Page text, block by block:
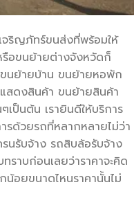
จริญภัทร์ขนส่งที่พร้อมให้
รือขนย้ายต่างจังหวัดก็
ขนย้ายบ้าน ขนย้ายหอพัก
สดงสินค้า ขนย้ายสินค้า
ป็นต้น เรายินดีให้บริการ
ด้วยรถที่หลากหลายไม่ว่า
นรับจ้าง รถสิบล้อรับจ้าง
ราบก่อนเลยว่าราคาจะคิด
น้อยขนาดไหนราคานั้นไม่